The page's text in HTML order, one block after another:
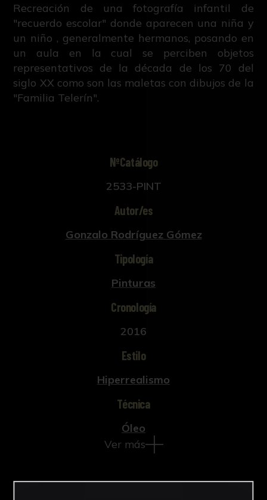
Recreación de una fotografía infantil de
"recuerdo escolar" donde aparecen una niña y
un niño , generalmente hermanos, posando en
un aula en la cual se perciben objetos
representativos de la década de los 70 del
siglo XX como son las maletas con dibujos de la
"Familia Telerín".
NºCatálogo
2533-PINT
Autor/es
Gonzalo Rodríguez Gómez
Tipología
Pinturas
Cronología
2016
Estilo
Hiperrealismo
Técnica
Óleo
Ver más